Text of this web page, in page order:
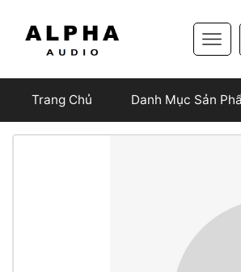
Trang Chủ Danh Mục Sản